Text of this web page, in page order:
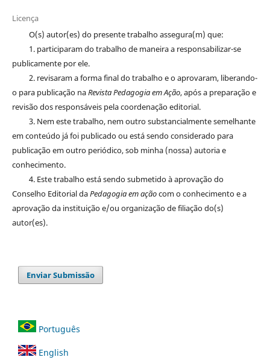
Licença
O(s) autor(es) do presente trabalho assegura(m) que:
1. participaram do trabalho de maneira a responsabilizar-se
publicamente por ele.
2. revisaram a forma final do trabalho e o aprovaram, liberando-
o para publicação naRevista Pedagogia em Ação, após a preparação e
revisão dos responsáveis pela coordenação editorial.
3. Nem este trabalho, nem outro substancialmente semelhante
em conteúdo já foi publicado ou está sendo considerado para
publicação em outro periódico, sob minha (nossa) autoria e
conhecimento.
4. Este trabalho está sendo submetido à aprovação do
Conselho Editorial daPedagogia em açãocom o conhecimento e a
aprovação da instituição e/ou organização de filiação do(s)
autor(es).
Enviar Submissão
Português
English